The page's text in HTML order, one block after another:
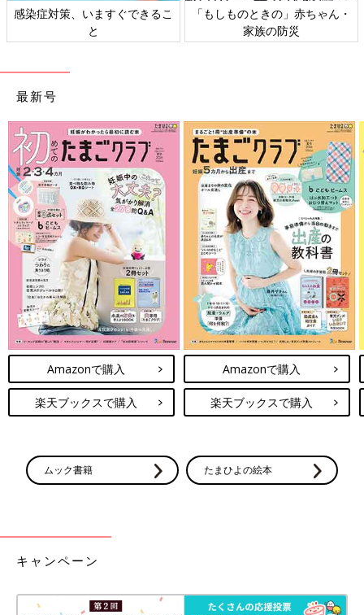
日本外来小児科学会リーフレッ
ト検討会
六星占術 細木かおりさんの人
相談
最新号
Amazonで購入
楽天ブックスで購入
Amazonで購入
楽天ブックスで購入
ムック書籍 たまひよの絵本
キャンペーン